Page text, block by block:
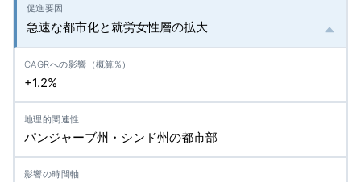
急速な都市化と就労女性層の拡大
+1.2%
パンジャーブ州・シンド州の都市部